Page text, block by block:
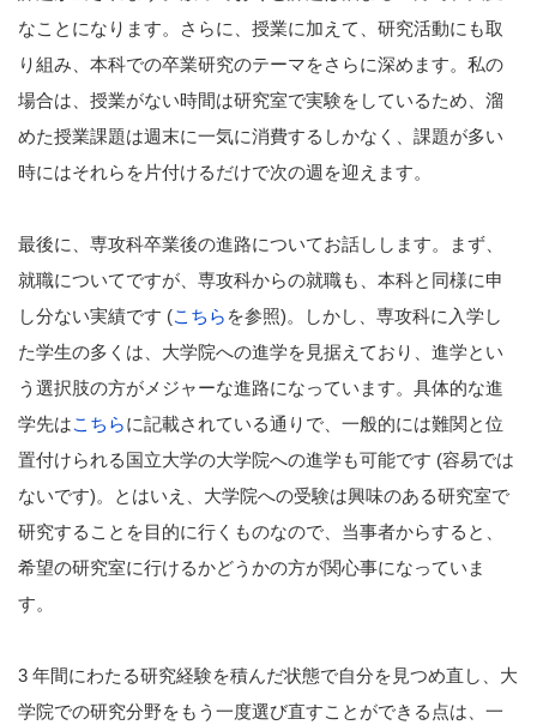
なことになります。さらに、授業に加えて、研究活動にも取
り組み、本科での卒業研究のテーマをさらに深めます。私の
場合は、授業がない時間は研究室で実験をしているため、溜
めた授業課題は週末に一気に消費するしかなく、課題が多い
時にはそれらを片付けるだけで次の週を迎えます。
最後に、専攻科卒業後の進路についてお話しします。まず、
就職についてですが、専攻科からの就職も、本科と同様に申
し分ない実績です (こちら を参照)。しかし、専攻科に入学し
た学生の多くは、大学院への進学を見据えており、進学とい
う選択肢の方がメジャーな進路になっています。具体的な進
学先はこちらに記載されている通りで、一般的には難関と位
置付けられる国立大学の大学院への進学も可能です (容易では
ないです)。とはいえ、大学院への受験は興味のある研究室で
研究することを目的に行くものなので、当事者からすると、
希望の研究室に行けるかどうかの方が関心事になっていま
す。
3 年間にわたる研究経験を積んだ状態で自分を見つめ直し、大
学院での研究分野をもう一度選び直すことができる点は、一